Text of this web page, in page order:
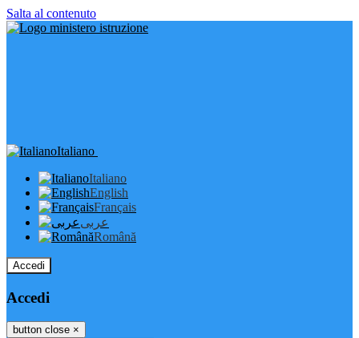
Salta al contenuto
Italiano
Italiano
English
Français
عربى
Română
Accedi
Accedi
button close ×